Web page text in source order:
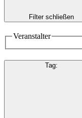
Filter schließen
Veranstalter
Tag: